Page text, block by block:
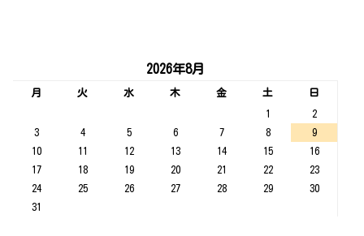
2026年8月
月 火 水 木 金 土
日
1
2
3
4 5 6 7 8
9
10
11 12 13 14 15
16
17
18 19 20 21 22
23
24
25 26 27 28 29
30
31